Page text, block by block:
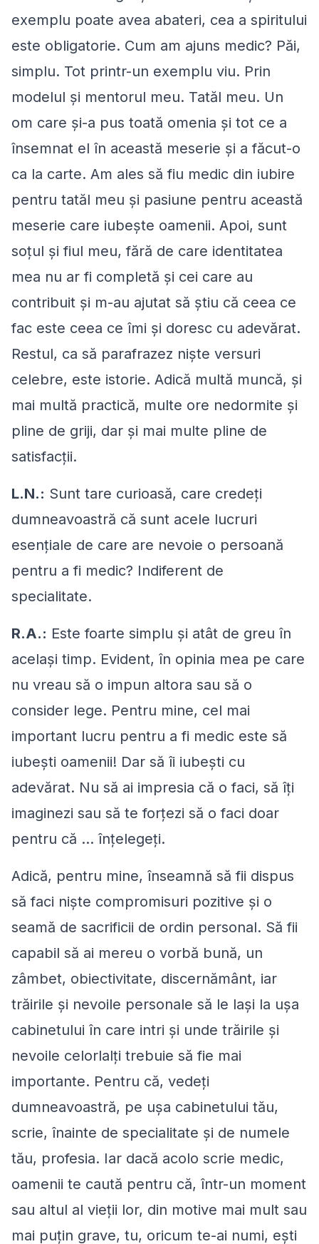
exemplu poate avea abateri, cea a spiritului
este obligatorie. Cum am ajuns medic? Păi,
simplu. Tot printr-un exemplu viu. Prin
modelul şi mentorul meu. Tatăl meu. Un
om care şi-a pus toată omenia şi tot ce a
însemnat el în această meserie şi a făcut-o
ca la carte. Am ales să fiu medic din iubire
pentru tatăl meu şi pasiune pentru această
meserie care iubeşte oamenii. Apoi, sunt
soţul şi fiul meu, fără de care identitatea
mea nu ar fi completă şi cei care au
contribuit şi m-au ajutat să ştiu că ceea ce
fac este ceea ce îmi şi doresc cu adevărat.
Restul, ca să parafrazez nişte versuri
celebre, este istorie. Adică multă muncă, şi
mai multă practică, multe ore nedormite şi
pline de griji, dar şi mai multe pline de
satisfacţii.
L.N.: Sunt tare curioasă, care credeţi
dumneavoastră că sunt acele lucruri
esenţiale de care are nevoie o persoană
pentru a fi medic? Indiferent de
specialitate.
R.A.: Este foarte simplu şi atât de greu în
acelaşi timp. Evident, în opinia mea pe care
nu vreau să o impun altora sau să o
consider lege. Pentru mine, cel mai
important lucru pentru a fi medic este să
iubeşti oamenii! Dar să îi iubeşti cu
adevărat. Nu să ai impresia că o faci, să îţi
imaginezi sau să te forţezi să o faci doar
pentru că ... înţelegeţi.
Adică, pentru mine, înseamnă să fii dispus
să faci nişte compromisuri pozitive şi o
seamă de sacrificii de ordin personal. Să fii
capabil să ai mereu o vorbă bună, un
zâmbet, obiectivitate, discernământ, iar
trăirile şi nevoile personale să le laşi la uşa
cabinetului în care intri şi unde trăirile şi
nevoile celorlalţi trebuie să fie mai
importante. Pentru că, vedeţi
dumneavoastră, pe uşa cabinetului tău,
scrie, înainte de specialitate şi de numele
tău, profesia. Iar dacă acolo scrie medic,
oamenii te caută pentru că, într-un moment
sau altul al vieţii lor, din motive mai mult sau
mai puţin grave, tu, oricum te-ai numi, eşti